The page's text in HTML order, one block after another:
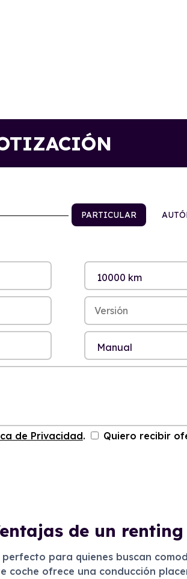
PARTICULAR
de Privacidad. Quiero recibir
de un
perfecto para quienes buscan
coche ofrece una conducción